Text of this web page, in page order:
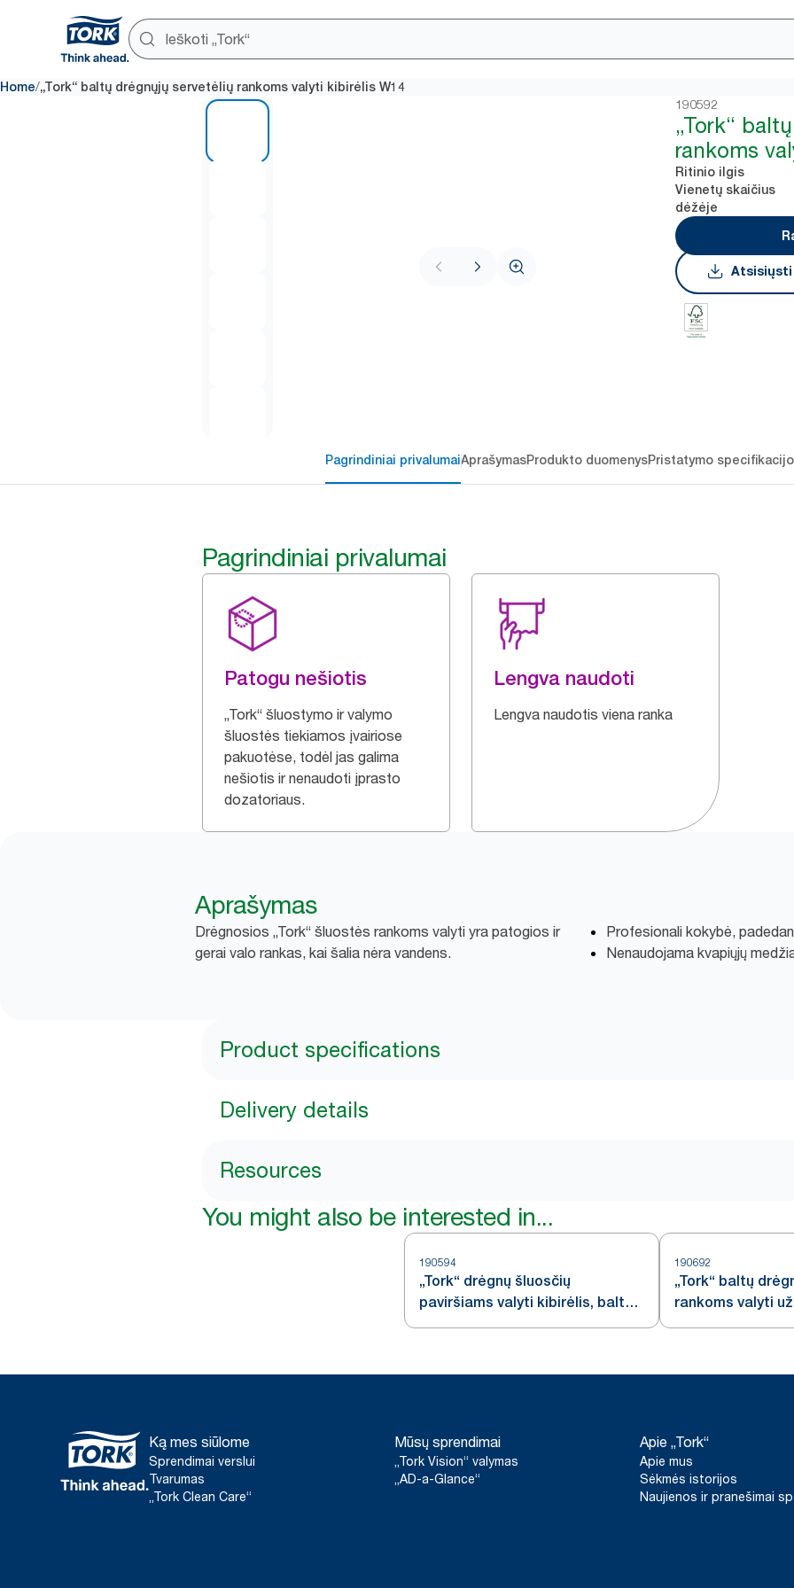
Home/„Tork“ baltų drėgnųjų servetėlių rankoms valyti kibirėlis W14
190592
„Tork“
rankoms
Ritinio ilgis
Vienetų skaičius
dėžėje
Atsisiųsti
Pagrindiniai privalumaiAprašymasProdukto duomenysPristatymo
Pagrindiniai privalumai
Patogu nešiotis
„Tork“ šluostymo ir valymo
šluostės tiekiamos įvairiose
pakuotėse, todėl jas galima
nešiotis ir nenaudoti įprasto
dozatoriaus.
Lengva naudoti
Lengva naudotis viena ranka
Aprašymas
Drėgnosios „Tork“ šluostės rankoms valyti yra patogios ir
gerai valo rankas, kai šalia nėra vandens.
Profesionali kokybė,
Nenaudojama kvapiųjų
Product specifications
Delivery details
Resources
You might also be interested in...
190594
„Tork“ drėgnų šluosčių
paviršiams valyti kibirėlis, baltos
spalvos, W15
190692
„Tork“ baltų
rankoms valyti
Ką mes siūlome
Sprendimai verslui
Tvarumas
„Tork Clean Care“
Mūsų sprendimai
„Tork Vision“ valymas
„AD-a-Glance“
Apie „Tork“
Apie mus
Sėkmės istorijos
Naujienos ir pranešimai